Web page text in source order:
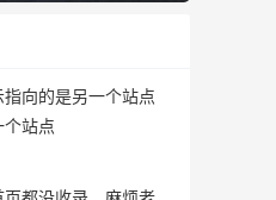
向的是另一个站点
个站点